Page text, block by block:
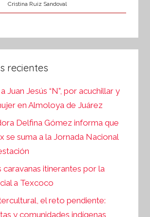
Cristina Ruiz Sandoval
recientes
Juan Jesús “N”, por acuchillar y
en Almoloya de Juárez
Delfina Gómez informa que
se suma a la Jornada Nacional
caravanas itinerantes por la
a Texcoco
el reto pendiente:
y comunidades indígenas